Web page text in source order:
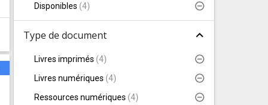
Disponibles (4)
Type de document expand_less
Livres imprimés (4)
Livres numériques (4)
Ressources numériques (4)